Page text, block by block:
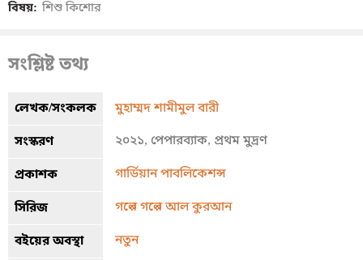
বিষয়: শিশু কিশোর
সংশ্লিষ্ট তথ্য
লেখক/সংকলক মুহাম্মদ শামীমুল বারী
সংস্করণ ২০২১, পেপারব্যাক, প্রথম মুদ্রণ
প্রকাশক গার্ডিয়ান পাবলিকেশন্স
সিরিজ গল্পে গল্পে আল কুরআন
বইয়ের অবস্থা নতুন